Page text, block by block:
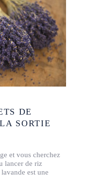
DE
SORTIE
et vous cherchez
lancer de riz
est une